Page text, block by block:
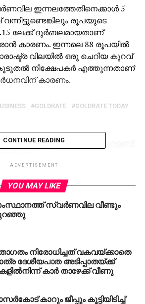
ഇന്നലത്തേതിനെക്കാള്‍ 5
രൂപയുടെ
ലേക്ക് ദുര്‍ബലമായതാണ്
കാരണം. ഇന്നലെ 88 രൂപയില്‍
വിലയില്‍ ഒരു ചെറിയ കുറവ്
നിക്ഷേപകര്‍ എത്തുന്നതാണ്
കാരണം.
GOLDRATE
GOLDRATE TODAY
അസിസ്റ്റ്! ഹാലിളകി ഹാളണ്ട്;
ആരോപണം:
ക്രൈം ബ്രാഞ്ച്’, മൊഴി
ഇരകള്‍
CONTINUE READING
ADVERTISEMENT
YOU MAY LIKE
സ്വര്‍ണവില വീണ്ടും
നിരോധിച്ചത് വകവയ്ക്കാതെ
ദേശീയപാത അടിപ്പാതയ്ക്ക്
കാര്‍ താഴേക്ക് വീണു
കാറും ജീപ്പും കൂട്ടിയിടിച്ച്